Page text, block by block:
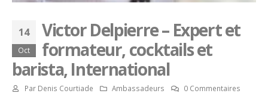
14
Oct
Victor Delpierre – Expert et
formateur, cocktails et
barista, International
Par Denis Courtiade Ambassadeurs 0 Commentaires